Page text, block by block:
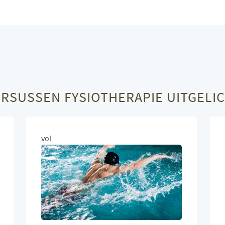
FYSIOTHERAPIE
vol